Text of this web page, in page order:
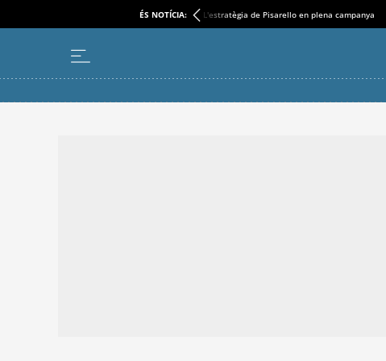
ÉS NOTÍCIA: L'estratègia de Pisarello en plena campanya